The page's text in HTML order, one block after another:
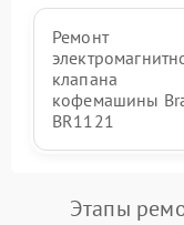
Ремонт
клапана
кофемашины
BR1121
Этапы